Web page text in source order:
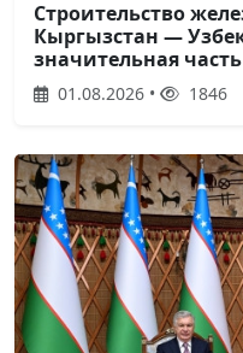
Строительство
Кыргызстан —
значительная
01.08.2026 • 1846